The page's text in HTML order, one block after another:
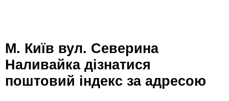
м. Київ вул. Северина
Наливайка дізнатися
поштовий індекс за адресою